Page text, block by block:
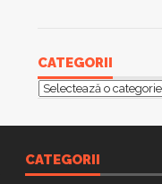
CATEGORII
Categorii
CATEGORII